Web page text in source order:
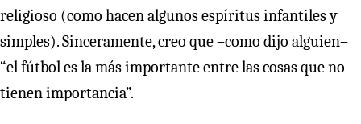
religioso (como hacen algunos espíritus infantiles y
simples). Sinceramente, creo que –como dijo alguien–
“el fútbol es la más importante entre las cosas que no
tienen importancia”.